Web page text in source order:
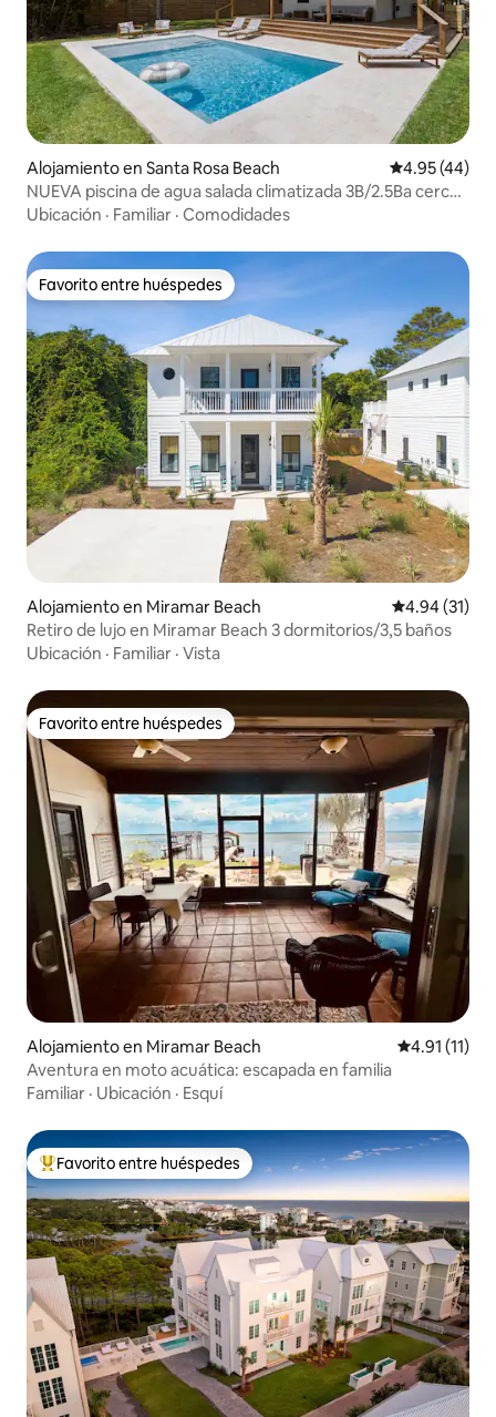
Alojamiento en Santa Rosa Beach Calificación
4.95 (44)
NUEVA piscina de agua salada climatizada 3B/2.5Ba cerca
de 30A!
Ubicación · Familiar · Comodidades
Favorito entre huéspedes
Favorito entre huéspedes
Alojamiento en Miramar Beach Calificación
4.94 (31)
Retiro de lujo en Miramar Beach 3 dormitorios/3,5 baños
Ubicación · Familiar · Vista
Favorito entre huéspedes
Favorito entre huéspedes
Alojamiento en Miramar Beach Calificación
4.91 (11)
Aventura en moto acuática: escapada en familia
Familiar · Ubicación · Esquí
Favorito entre huéspedes preferido
Favorito entre huéspedes